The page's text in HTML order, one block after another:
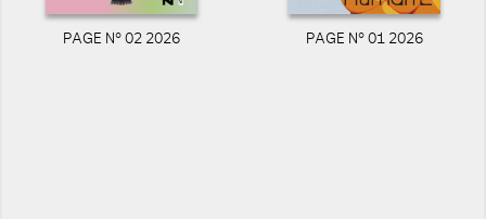
PAGE N° 02 2026 PAGE N° 01 2026